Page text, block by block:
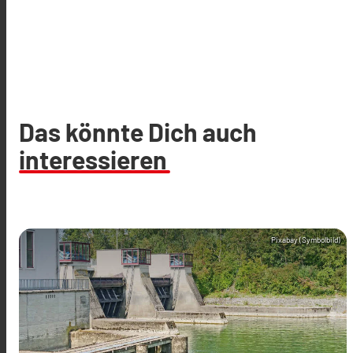
Das könnte Dich auch
interessieren
Pixabay (Symbolbild)